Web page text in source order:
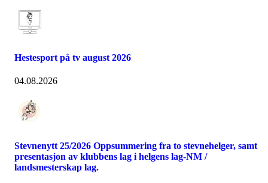
Hestesport på tv august 2026
04.08.2026
Stevnenytt 25/2026 Oppsummering fra to stevnehelger, samt
presentasjon av klubbens lag i helgens lag-NM /
landsmesterskap lag.